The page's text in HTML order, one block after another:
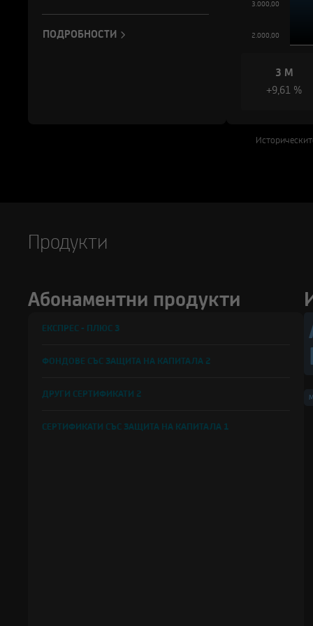
ПОДРОБНОСТИ 2.000,00
3.000,00
3 М
+9,61 %
Продукти
Абонаментни продукти
ЕКСПРЕС - ПЛЮС 3
ФОНДОВЕ СЪС ЗАЩИТА НА КАПИТАЛА 2
ДРУГИ СЕРТИФИКАТИ 2
СЕРТИФИКАТИ СЪС ЗАЩИТА НА КАПИТАЛА 1